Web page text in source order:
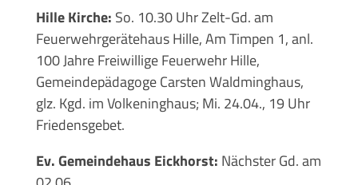
Hille Kirche: So. 10.30 Uhr Zelt-Gd. am
Feuerwehrgerätehaus Hille, Am Timpen 1, anl.
100 Jahre Freiwillige Feuerwehr Hille,
Gemeindepädagoge Carsten Waldminghaus,
glz. Kgd. im Volkeninghaus; Mi. 24.04., 19 Uhr
Friedensgebet.
Ev. Gemeindehaus Eickhorst: Nächster Gd. am